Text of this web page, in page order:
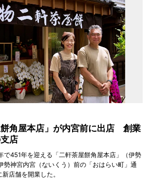
角屋本店」が内宮前に出店 創業
店
で451年を迎える「二軒茶屋餅角屋本店」（伊勢
勢神宮内宮（ないくう）前の「おはらい町」通
店舗を開業した。